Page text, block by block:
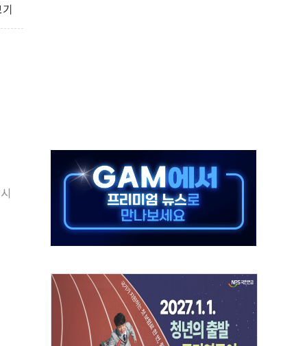
'활짝'
완화 전환점"
급 확대·속도전 총력"